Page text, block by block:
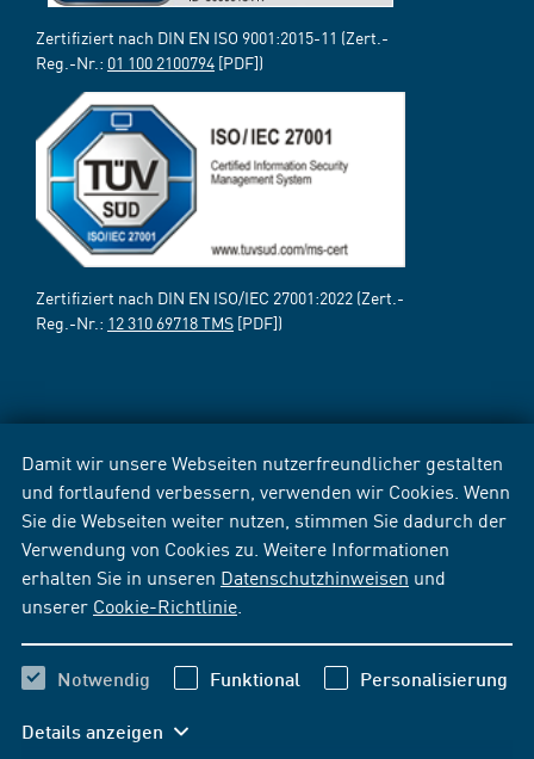
Damit wir unsere Webseiten nutzerfreundlicher gestalten
und fortlaufend verbessern, verwenden wir Cookies. Wenn
Sie die Webseiten weiter nutzen, stimmen Sie dadurch der
Verwendung von Cookies zu. Weitere Informationen
erhalten Sie in unseren Datenschutzhinweisen und
unserer Cookie-Richtlinie
Notwendig Funktional Personalisierung
Details anzeigen
Zertifiziert nach DIN EN ISO 9001:2015-11 (Zert.-
Reg.-Nr.: 01 100 2100794 [PDF])
Zertifiziert nach DIN EN ISO/IEC 27001:2022 (Zert.-
Reg.-Nr.: 12 310 69718 TMS [PDF])